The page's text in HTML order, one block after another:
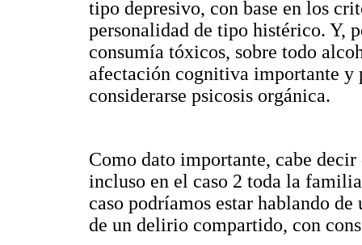
tipo depresivo, con base en los
personalidad de tipo histérico. Y,
consumía tóxicos, sobre todo
afectación cognitiva importante y
considerarse psicosis orgánica.
Como dato importante, cabe decir
incluso en el caso 2 toda la
caso podríamos estar hablando
de un delirio compartido, con